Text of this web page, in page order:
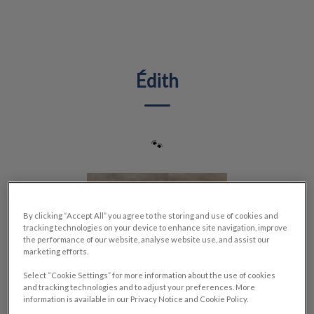
Édith
🐾
By clicking “Accept All” you agree to the storing and use of cookies and
tracking technologies on your device to enhance site navigation, improve
the performance of our website, analyse website use, and assist our
marketing efforts.
Select “Cookie Settings” for more information about the use of cookies
and tracking technologies and to adjust your preferences. More
information is available in our Privacy Notice and Cookie Policy.